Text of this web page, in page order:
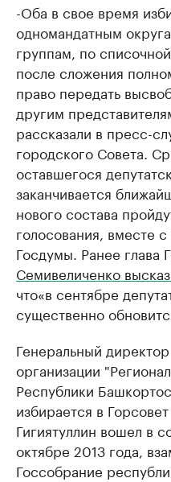
-Оба в свое время
одномандатным
группам, по
после сложения
право передать
другим
рассказали в пресс-
городского Совета.
оставшегося
заканчивается
нового состава
голосования, вместе
Госдумы. Ранее глава
Семивеличенко
что«в сентябре
существенно
Генеральный
организации
Республики
избирается в
Гигиятуллин вошел в
октябре 2013 года,
Госсобрание